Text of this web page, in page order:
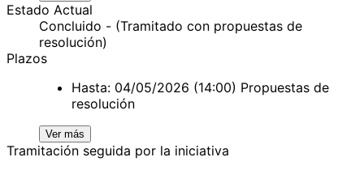
Estado Actual
Concluido - (Tramitado con propuestas de
resolución)
Plazos
Hasta: 04/05/2026 (14:00) Propuestas de
resolución
Ver más
Tramitación seguida por la iniciativa